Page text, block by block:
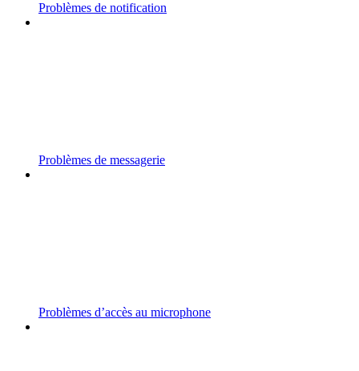
Problèmes de notification
Problèmes de messagerie
Problèmes d’accès au microphone